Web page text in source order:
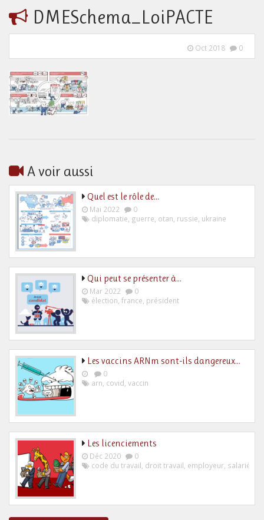
DMESchema_LoiPACTE
Oct 2018 0
A voir aussi
Quel est le rôle de…
Mai 2022
0
diplomatie guerre otan russie ukraine
Qui peut se présenter à…
Mar 2022
0
élection, france, président
Les vaccins ARNm sont-ils dangereux…
0
arn, covid, vaccin
Les licenciements
Déc 2020
0
code du travail, droit travail, employeur, salarié